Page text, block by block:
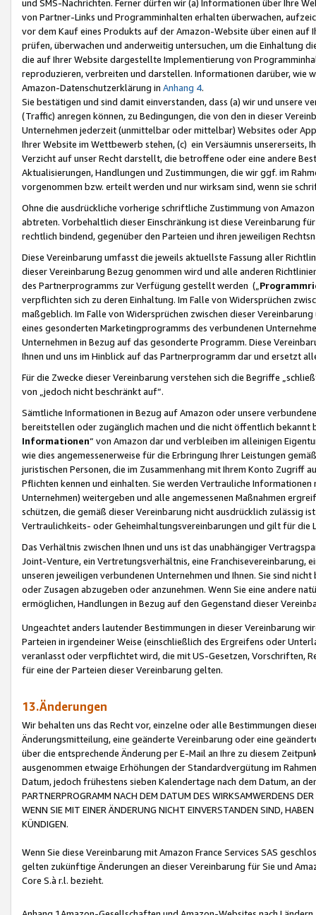
und SMS-Nachrichten. Ferner dürfen wir (a) Informationen über Ihre
von Partner-Links und Programminhalten erhalten überwachen,
vor dem Kauf eines Produkts auf der Amazon-Website über einen
prüfen, überwachen und anderweitig untersuchen, um die Einhaltung
die auf Ihrer Website dargestellte Implementierung von
reproduzieren, verbreiten und darstellen. Informationen darüber, wie
Amazon-Datenschutzerklärung in Anhang 4.
Sie bestätigen und sind damit einverstanden, dass (a) wir und
(Traffic) anregen können, zu Bedingungen, die von den in dieser
Unternehmen jederzeit (unmittelbar oder mittelbar) Websites oder
Ihrer Website im Wettbewerb stehen, (c) ein Versäumnis unsererseits,
Verzicht auf unser Recht darstellt, die betroffene oder eine andere
Aktualisierungen, Handlungen und Zustimmungen, die wir ggf. im
vorgenommen bzw. erteilt werden und nur wirksam sind, wenn sie
Ohne die ausdrückliche vorherige schriftliche Zustimmung von
abtreten. Vorbehaltlich dieser Einschränkung ist diese Vereinbarung
rechtlich bindend, gegenüber den Parteien und ihren jeweiligen
Diese Vereinbarung umfasst die jeweils aktuellste Fassung aller
dieser Vereinbarung Bezug genommen wird und alle anderen
des Partnerprogramms zur Verfügung gestellt werden („
verpflichten sich zu deren Einhaltung. Im Falle von Widersprüchen
maßgeblich. Im Falle von Widersprüchen zwischen dieser
eines gesonderten Marketingprogramms des verbundenen
Unternehmen in Bezug auf das gesonderte Programm. Diese
Ihnen und uns im Hinblick auf das Partnerprogramm dar und ersetzt
Für die Zwecke dieser Vereinbarung verstehen sich die Begriffe
von „jedoch nicht beschränkt auf“.
Sämtliche Informationen in Bezug auf Amazon oder unsere
bereitstellen oder zugänglich machen und die nicht öffentlich
Informationen“ von Amazon dar und verbleiben im alleinigen
wie dies angemessenerweise für die Erbringung Ihrer Leistungen
juristischen Personen, die im Zusammenhang mit Ihrem Konto
Pflichten kennen und einhalten. Sie werden Vertrauliche
Unternehmen) weitergeben und alle angemessenen Maßnahmen
schützen, die gemäß dieser Vereinbarung nicht ausdrücklich zulässig
Vertraulichkeits- oder Geheimhaltungsvereinbarungen und gilt für die
Das Verhältnis zwischen Ihnen und uns ist das unabhängiger
Joint-Venture, ein Vertretungsverhältnis, eine Franchisevereinbarung,
unseren jeweiligen verbundenen Unternehmen und Ihnen. Sie sind
oder Zusagen abzugeben oder anzunehmen. Wenn Sie eine andere
ermöglichen, Handlungen in Bezug auf den Gegenstand dieser
Ungeachtet anders lautender Bestimmungen in dieser Vereinbarung
Parteien in irgendeiner Weise (einschließlich des Ergreifens oder
veranlasst oder verpflichtet wird, die mit US-Gesetzen, Vorschriften,
für eine der Parteien dieser Vereinbarung gelten.
13.Änderungen
Wir behalten uns das Recht vor, einzelne oder alle Bestimmungen
Änderungsmitteilung, eine geänderte Vereinbarung oder eine
über die entsprechende Änderung per E-Mail an Ihre zu diesem
ausgenommen etwaige Erhöhungen der Standardvergütung im
Datum, jedoch frühestens sieben Kalendertage nach dem Datum, an
PARTNERPROGRAMM NACH DEM DATUM DES WIRKSAMWERDENS
WENN SIE MIT EINER ÄNDERUNG NICHT EINVERSTANDEN SIND,
KÜNDIGEN.
Wenn Sie diese Vereinbarung mit Amazon France Services SAS
gelten zukünftige Änderungen an dieser Vereinbarung für Sie und
Core S.à r.l. bezieht.